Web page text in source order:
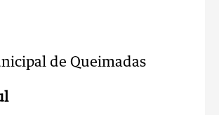
de Queimadas